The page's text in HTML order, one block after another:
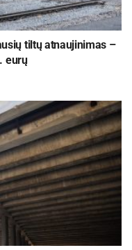
tiltų atnaujinimas –
eurų